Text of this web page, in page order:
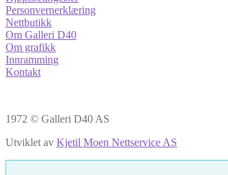
Personvernerklæring
Nettbutikk
Om Galleri D40
Om grafikk
Innramming
Kontakt
1972 © Galleri D40 AS
Utviklet av Kjetil Moen Nettservice AS